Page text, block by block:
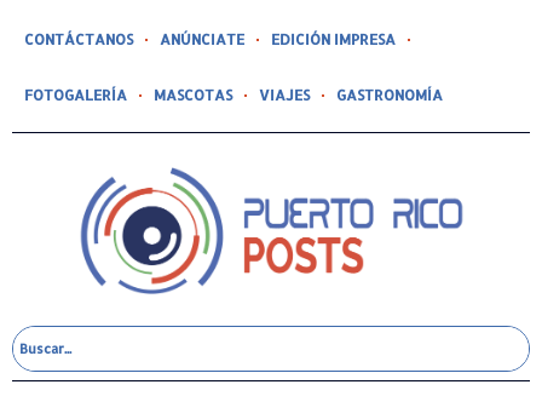
CONTÁCTANOS ANÚNCIATE EDICIÓN IMPRESA
FOTOGALERÍA MASCOTAS VIAJES GASTRONOMÍA